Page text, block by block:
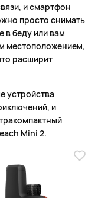
и смартфон
просто снимать
в беду или вам
местоположением,
расширит
устройства
и
Mini 2.